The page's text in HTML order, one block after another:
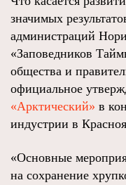
значимых
администраций
«Заповедников
общества и
официальное
«Арктический» в
индустрии в
«Основные
на сохранение